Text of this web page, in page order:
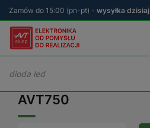
Zamów do 15:00 (pn-pt) - wysyłka dzisiaj
AVT750